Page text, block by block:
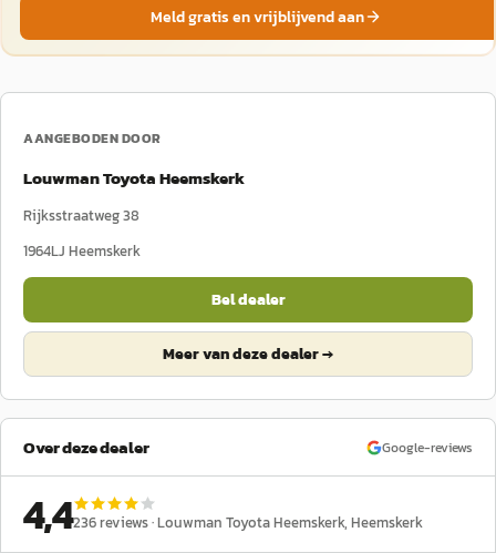
Meld gratis en vrijblijvend aan
AANGEBODEN DOOR
Louwman Toyota Heemskerk
Rijksstraatweg 38
1964LJ Heemskerk
Bel dealer
Meer van deze dealer →
Over deze dealer Google-reviews
4,4236reviews ·Louwman Toyota Heemskerk, Heemskerk